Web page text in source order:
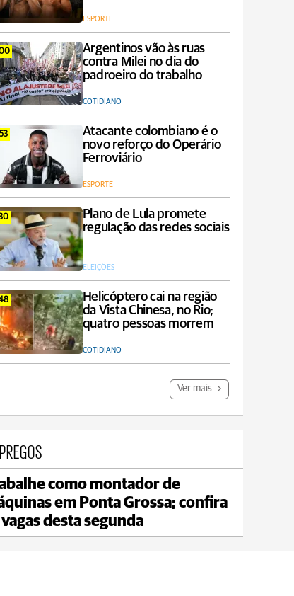
ESPORTE
Argentinos vão às ruas
contra Milei no dia do
padroeiro do trabalho
COTIDIANO
Atacante colombiano é o
novo reforço do Operário
Ferroviário
ESPORTE
Plano de Lula promete
regulação das redes sociais
ELEIÇÕES
Helicóptero cai na região
da Vista Chinesa, no Rio;
quatro pessoas morrem
COTIDIANO
Ver mais
Jaguariaíva
max 20°C min 18°C
como montador de
em Ponta Grossa; confira
vagas desta segunda